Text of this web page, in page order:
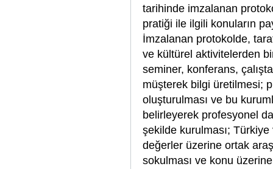
tarihinde imzalanan
pratiği ile ilgili konuların
İmzalanan protokolde,
ve kültürel aktivitelerden
seminer, konferans,
müşterek bilgi üretilmesi;
oluşturulması ve bu
belirleyerek profesyonel
şekilde kurulması;
değerler üzerine ortak
sokulması ve konu